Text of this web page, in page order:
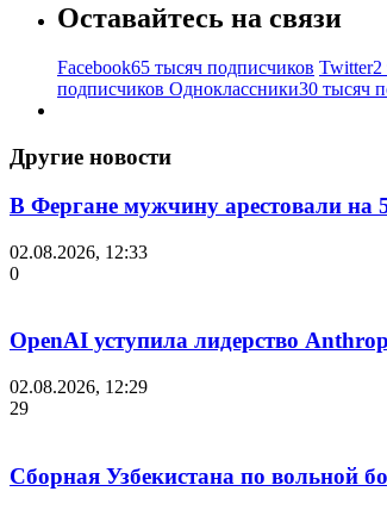
Оставайтесь на связи
Facebook65 тысяч подписчиков Twitter2
подписчиков Одноклассники30 тысяч
Другие новости
В Фергане мужчину арестовали на
02.08.2026, 12:33
0
OpenAI уступила лидерство
02.08.2026, 12:29
29
Сборная Узбекистана по вольной